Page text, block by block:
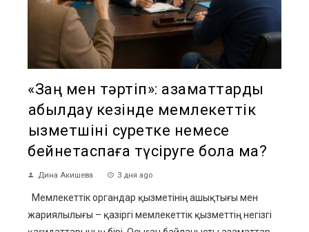
«Заң мен тәртіп»: азаматтарды
қабылдау кезінде мемлекеттік
қызметшіні суретке немесе
бейнетаспаға түсіруге бола ма?
Дина Акишева 3 дня ago
Мемлекеттік органдар қызметінің ашықтығы мен
жариялылығы – қазіргі мемлекеттік қызметтің негізгі